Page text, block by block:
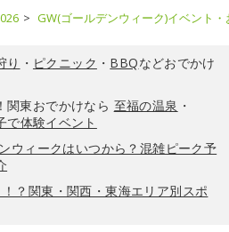
GW(ゴールデンウィーク)イベント
り ・ ピクニック ・ BBQなどおでかけ
関東おでかけなら 至福の温泉 ・
で体験イベント
ウィークはいつから？混雑ピーク予
？関東・関西・東海エリア別スポ